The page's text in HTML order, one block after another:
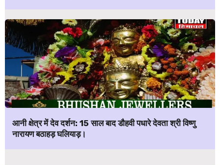
आनी क्षेत्र में देव दर्शन: 15 साल बाद डौहवी पधारे देवता श्री विष्णु
नारायण बठाहड़ घलियाड़।